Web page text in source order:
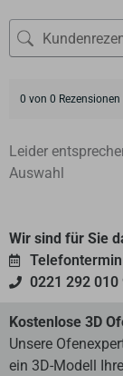
0 von 0 Rezensionen
Leider
Auswahl
Wir sind für Sie
0221 292 010
Kostenlose 3D
Unsere
ein 3D-Modell